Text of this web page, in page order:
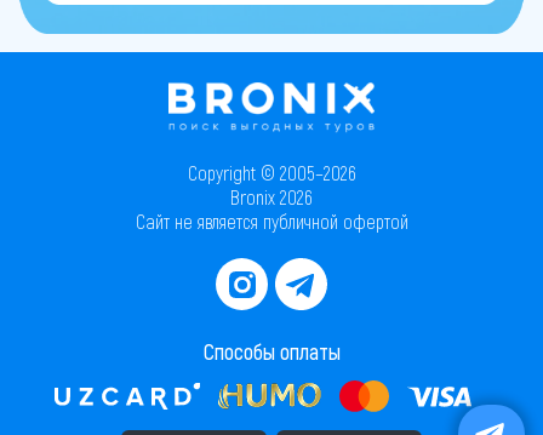
Copyright © 2005–2026
Bronix 2026
Сайт не является публичной офертой
Способы оплаты